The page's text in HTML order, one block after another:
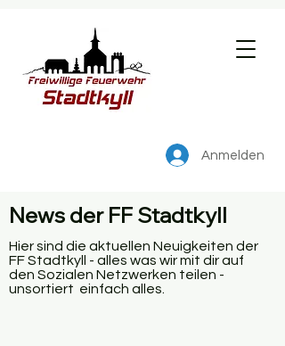
Anmelden
News der FF Stadtkyll
Hier sind die aktuellen Neuigkeiten der
FF Stadtkyll - alles was wir mit dir auf
den Sozialen Netzwerken teilen -
unsortiert einfach alles.